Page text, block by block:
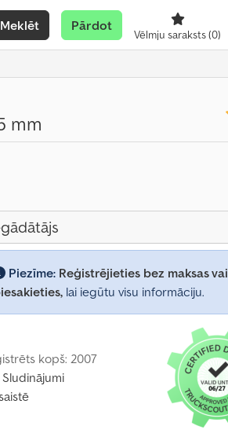
Meklēt Pārdot
Vēlmju saraksts(0)
mm
Piezīme: Reģistrējieties bez maksas vai
lai iegūtu visu informāciju.
kopš: 2007
Sludinājumi